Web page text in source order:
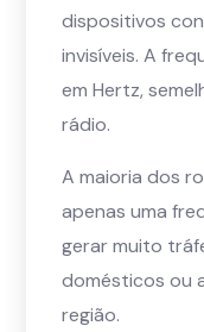
dispositivos
invisíveis. A
em Hertz,
rádio.
A maioria dos
apenas uma
gerar muito
domésticos ou
região.